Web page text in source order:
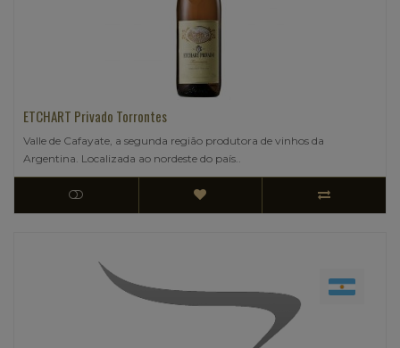
ETCHART Privado Torrontes
Valle de Cafayate, a segunda região produtora de vinhos da
Argentina. Localizada ao nordeste do país..